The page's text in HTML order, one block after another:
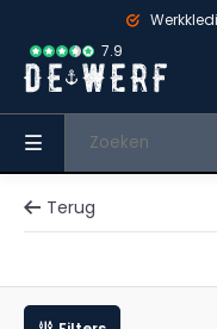
Werkkleding,
7.9
Terug